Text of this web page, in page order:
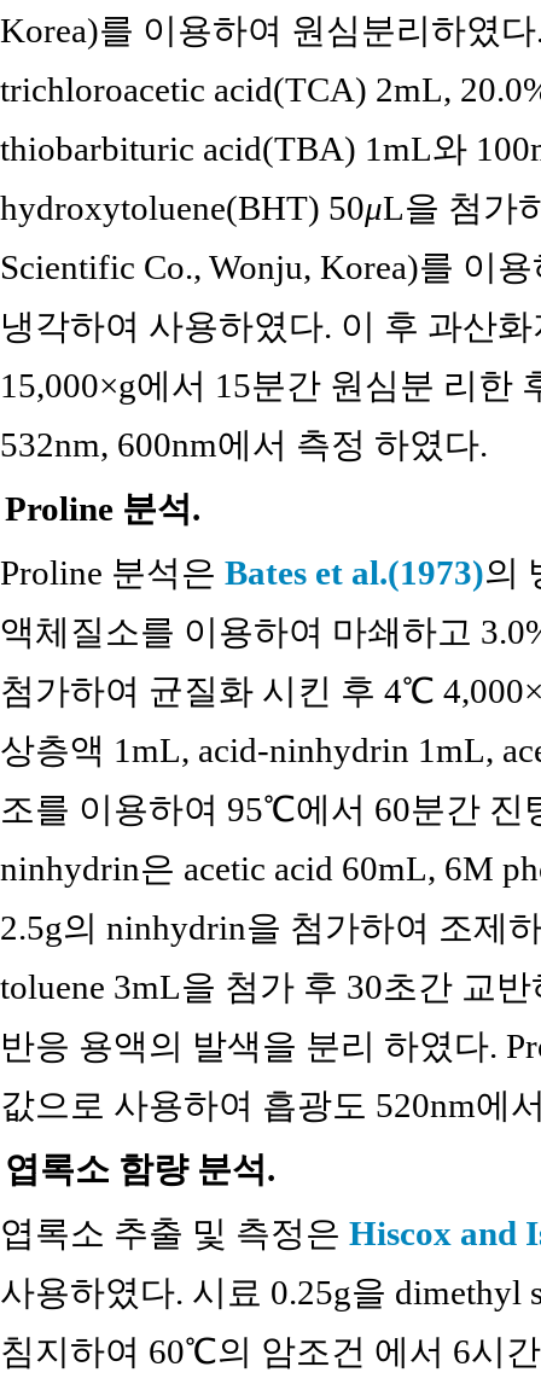
Korea)를 이용하여 원심분리하였
trichloroacetic acid(TCA) 2mL,
thiobarbituric acid(TBA) 1mL와
hydroxytoluene(BHT) 50μL을 첨가
Scientific Co., Wonju, Korea)를 이
냉각하여 사용하였다. 이 후 과산
15,000×g에서 15분간 원심분 리한
532nm, 600nm에서 측정 하였다.
Proline 분석.
Proline 분석은 Bates et al.(1973)의
액체질소를 이용하여 마쇄하고
첨가하여 균질화 시킨 후 4℃
상층액 1mL, acid-ninhydrin 1mL,
조를 이용하여 95℃에서 60분간 진
ninhydrin은 acetic acid 60mL, 6M
2.5g의 ninhydrin을 첨가하여 조제
toluene 3mL을 첨가 후 30초간 교
반응 용액의 발색을 분리 하였다.
값으로 사용하여 흡광도 520nm에
엽록소 함량 분석.
엽록소 추출 및 측정은 Hiscox and
사용하였다. 시료 0.25g을 dimethyl
침지하여 60℃의 암조건 에서 6시